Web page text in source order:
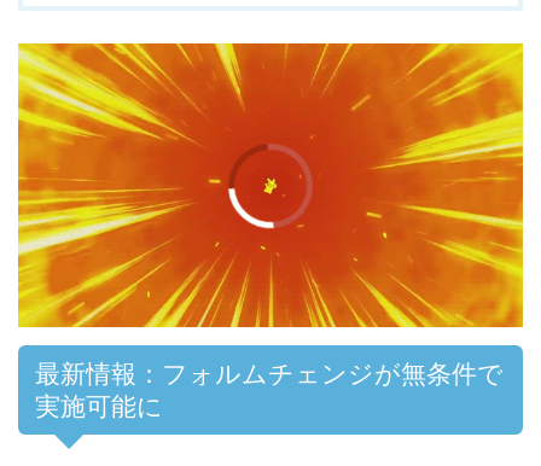
00:00 /01:00
最新情報：フォルムチェンジが無条件で
実施可能に